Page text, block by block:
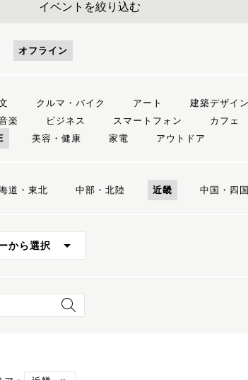
イベントを絞り込む
オフライン
クルマ・バイク アート
建築デザイ
楽 ビジネス スマートフォン
カフェ
美容・健康 家電 アウトドア
道・東北 中部・北陸 近畿 中国・四
から選択